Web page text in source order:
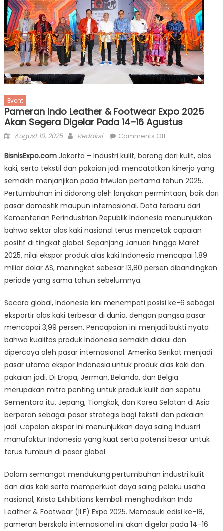
Event
Pameran Indo Leather & Footwear Expo 2025
Akan Segera Digelar Pada 14–16 Agustus
Posted
August 10, 2025 Author
Redaksi Comments Offon
Indo
Leather
&
Footwear
Expo
2025
Akan
Segera
Digelar
Pada
14–
BisnisExpo.comJakarta – Industri kulit, barang dari kulit, alas
kaki, serta tekstil dan pakaian jadi mencatatkan kinerja yang
semakin menjanjikan pada triwulan pertama tahun 2025.
Pertumbuhan ini didorong oleh lonjakan permintaan, baik dari
pasar domestik maupun internasional. Data terbaru dari
Kementerian Perindustrian Republik Indonesia menunjukkan
bahwa sektor alas kaki nasional terus mencetak capaian
positif di tingkat global. Sepanjang Januari hingga Maret
2025, nilai ekspor produk alas kaki Indonesia mencapai 1,89
miliar dolar AS, meningkat sebesar 13,80 persen dibandingkan
periode yang sama tahun sebelumnya.
Secara global, Indonesia kini menempati posisi ke-6 sebagai
eksportir alas kaki terbesar di dunia, dengan pangsa pasar
mencapai 3,99 persen. Pencapaian ini menjadi bukti nyata
bahwa kualitas produk Indonesia semakin diakui dan
dipercaya oleh pasar internasional. Amerika Serikat menjadi
pasar utama ekspor Indonesia untuk produk alas kaki dan
pakaian jadi. Di Eropa, Jerman, Belanda, dan Belgia
merupakan mitra penting untuk produk kulit dan sepatu.
Sementara itu, Jepang, Tiongkok, dan Korea Selatan di Asia
berperan sebagai pasar strategis bagi tekstil dan pakaian
jadi. Capaian ekspor ini menunjukkan daya saing industri
manufaktur Indonesia yang kuat serta potensi besar untuk
terus tumbuh di pasar global.
Dalam semangat mendukung pertumbuhan industri kulit
dan alas kaki serta memperkuat daya saing pelaku usaha
nasional, Krista Exhibitions kembali menghadirkan Indo
Leather & Footwear (ILF) Expo 2025. Memasuki edisi ke-18,
pameran berskala internasional ini akan digelar pada 14–16